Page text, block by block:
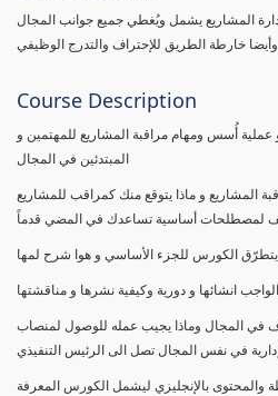
المشاريع يشمل ويُغطي جميع جوانب المجال
وأيضا خارطة الطريق للإحتراف والتدرج الوظيفي
Course Description
أُسس ومهام مراقبة المشاريع للمهتمين و
المبتدئين في المجال
المشاريع و ماذا يتوقع منك كمراقب للمشاريع
لمصطلحات أساسية تساعدك في المضي قدماً
انشائها و دورية وكيفية نشرها و مناقشتها
في المجال وماذا يجيب عمله للوصول لمنصاب
في نفس المجال تصل الى الرئيس التنفيذي
بالإنجليزي ليشمل الكورس المعرفة